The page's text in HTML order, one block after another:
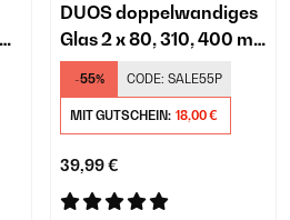
DUOS doppelwandiges
Glas 2 x 80, 310, 400 ml
inkl. Löffel
-55% CODE: SALE55P
MIT GUTSCHEIN: 18,00 €
39,99 €